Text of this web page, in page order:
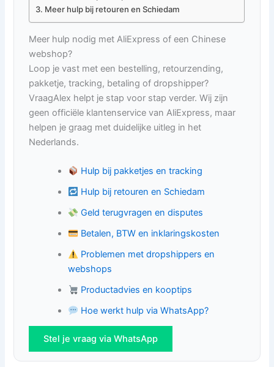
Meer hulp bij retouren en Schiedam
Meer hulp nodig met AliExpress of een Chinese
webshop?
Loop je vast met een bestelling, retourzending,
pakketje, tracking, betaling of dropshipper?
VraagAlex helpt je stap voor stap verder. Wij zijn
geen officiële klantenservice van AliExpress, maar
helpen je graag met duidelijke uitleg in het
Nederlands.
Hulp bij pakketjes en tracking
Hulp bij retouren en Schiedam
Geld terugvragen en disputes
Betalen, BTW en inklaringskosten
Problemen met dropshippers en
webshops
Productadvies en kooptips
Hoe werkt hulp via WhatsApp?
Stel je vraag via WhatsApp